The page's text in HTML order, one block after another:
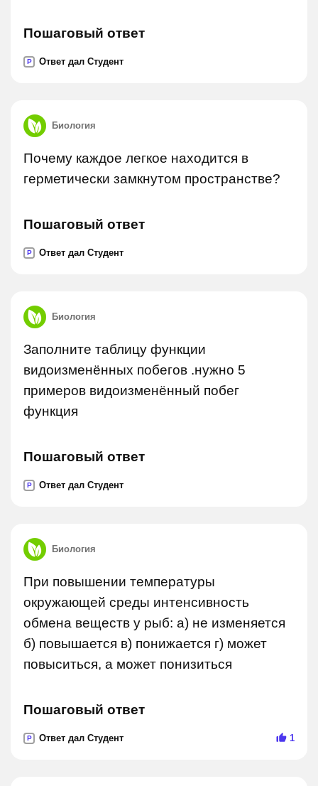
Пошаговый ответ
P Ответ дал Студент
Биология
Почему каждое легкое находится в
герметически замкнутом пространстве?
Пошаговый ответ
P Ответ дал Студент
Биология
Заполните таблицу функции
видоизменённых побегов .нужно 5
примеров видоизменённый побег
функция
Пошаговый ответ
P Ответ дал Студент
Биология
При повышении температуры
окружающей среды интенсивность
обмена веществ у рыб: а) не изменяется
б) повышается в) понижается г) может
повыситься, а может понизиться
Пошаговый ответ
P Ответ дал Студент 1